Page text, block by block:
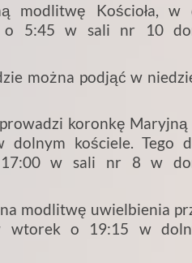
modlitwę Kościoła, w
o 5:45 w sali nr 10
można podjąć w
koronkę
kościele. Tego
17:00 w sali nr 8 w
na modlitwę uwielbienia
wtorek o 19:15 w